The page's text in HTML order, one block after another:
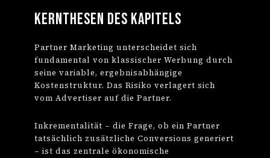
Kernthesen des Kapitels
Partner Marketing unterscheidet sich
fundamental von klassischer Werbung durch
seine variable, ergebnisabhängige
Kostenstruktur. Das Risiko verlagert sich
vom Advertiser auf die Partner.
Inkrementalität – die Frage, ob ein Partner
tatsächlich zusätzliche Conversions generiert
– ist das zentrale ökonomische